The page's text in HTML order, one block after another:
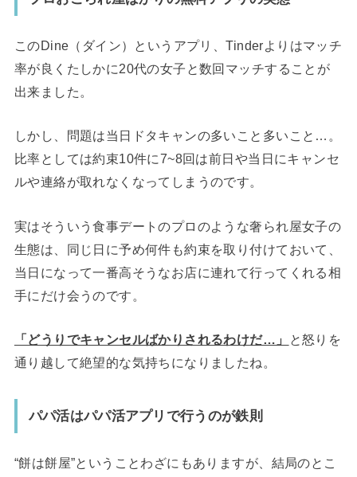
このDine（ダイン）というアプリ、Tinderよりはマッチ
率が良くたしかに20代の女子と数回マッチすることが
出来ました。
しかし、問題は当日ドタキャンの多いこと多いこと…。
比率としては約束10件に7~8回は前日や当日にキャンセ
ルや連絡が取れなくなってしまうのです。
実はそういう食事デートのプロのような奢られ屋女子の
生態は、同じ日に予め何件も約束を取り付けておいて、
当日になって一番高そうなお店に連れて行ってくれる相
手にだけ会うのです。
「どうりでキャンセルばかりされるわけだ…」
と怒りを
通り越して絶望的な気持ちになりましたね。
パパ活はパパ活アプリで行うのが鉄則
“餅は餅屋”ということわざにもありますが、結局のとこ